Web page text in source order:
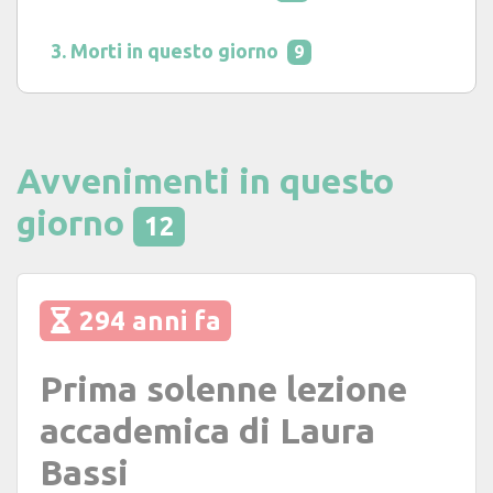
Morti in questo giorno 9
Avvenimenti in questo
giorno
12
294 anni fa
Prima solenne lezione
accademica di Laura
Bassi